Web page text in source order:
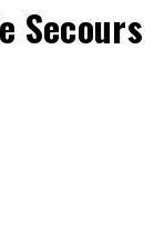
Secours